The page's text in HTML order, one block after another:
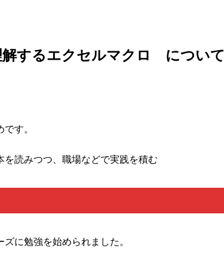
解するエクセルマクロ について
す。
みつつ、職場などで実践を積む
に勉強を始められました。